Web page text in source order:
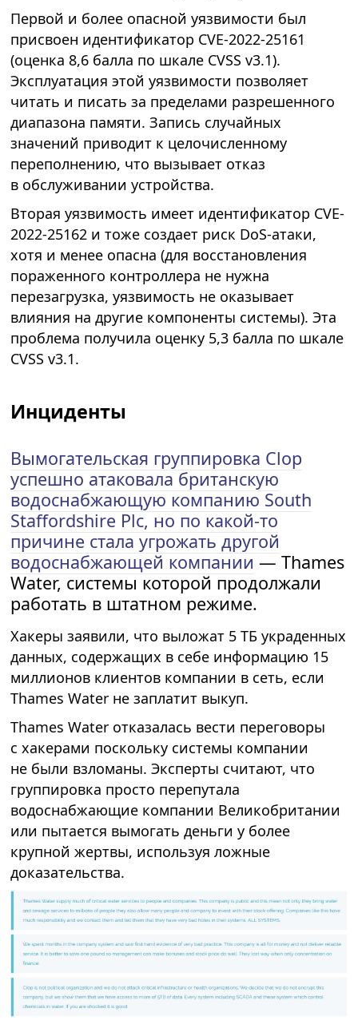
Первой и более опасной уязвимости был
присвоен идентификатор CVE-2022-25161
(оценка 8,6 балла по шкале CVSS v3.1).
Эксплуатация этой уязвимости позволяет
читать и писать за пределами разрешенного
диапазона памяти. Запись случайных
значений приводит к целочисленному
переполнению, что вызывает отказ
в обслуживании устройства.
Вторая уязвимость имеет идентификатор CVE-
2022-25162 и тоже создает риск DoS-атаки,
хотя и менее опасна (для восстановления
пораженного контроллера не нужна
перезагрузка, уязвимость не оказывает
влияния на другие компоненты системы). Эта
проблема получила оценку 5,3 балла по шкале
CVSS v3.1.
Инциденты
Вымогательская группировка Clop
успешно атаковала британскую
водоснабжающую компанию South
Staffordshire Plc, но по какой-то
причине стала угрожать другой
водоснабжающей компании — Thames
Water, системы которой продолжали
работать в штатном режиме.
Хакеры заявили, что выложат 5 ТБ украденных
данных, содержащих в себе информацию 15
миллионов клиентов компании в сеть, если
Thames Water не заплатит выкуп.
Thames Water отказалась вести переговоры
с хакерами поскольку системы компании
не были взломаны. Эксперты считают, что
группировка просто перепутала
водоснабжающие компании Великобритании
или пытается вымогать деньги у более
крупной жертвы, используя ложные
доказательства.